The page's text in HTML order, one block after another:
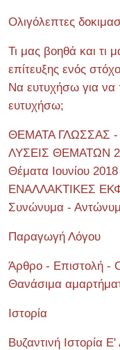
Ολιγόλεπτες
Τι μας βοηθά και τι
επίτευξης ενός
Να ευτυχήσω για
ευτυχήσω;
ΘΕΜΑΤΑ ΓΛΩΣΣΑΣ
ΛΥΣΕΙΣ ΘΕΜΑΤΩΝ
Θέματα Ιουνίου 2018
ΕΝΑΛΛΑΚΤΙΚΕΣ
Συνώνυμα -
Παραγωγή Λόγου
Άρθρο - Επιστολή -
Θανάσιμα
Ιστορία
Βυζαντινή Ιστορία Ε'